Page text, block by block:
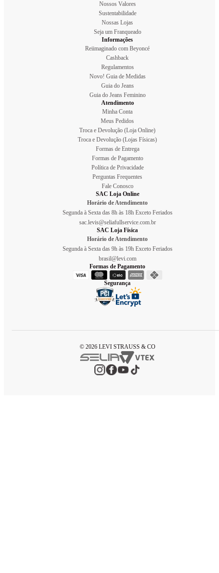
Nossos Valores
Sustentabilidade
Nossas Lojas
Seja um Franqueado
Informações
Reiimaginado com Beyoncé
Cashback
Regulamentos
Novo! Guia de Medidas
Guia do Jeans
Guia do Jeans Feminino
Atendimento
Minha Conta
Meus Pedidos
Troca e Devolução (Loja Online)
Troca e Devolução (Lojas Físicas)
Formas de Entrega
Formas de Pagamento
Política de Privacidade
Perguntas Frequentes
Fale Conosco
SAC Loja Online
Horário de Atendimento
Segunda à Sexta das 8h às 18h Exceto Feriados
sac.levis@seliafullservice.com.br
SAC Loja Física
Horário de Atendimento
Segunda à Sexta das 9h às 19h Exceto Feriados
brasil@levi.com
Formas de Pagamento
Segurança
© 2026 LEVI STRAUSS & CO